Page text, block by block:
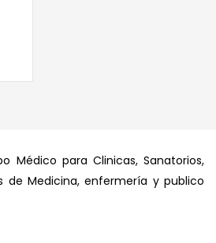
Médico para Clinicas, Sanatorios,
de Medicina, enfermería y publico